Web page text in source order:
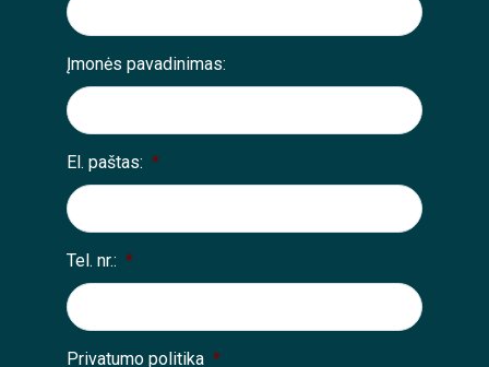
Įmonės pavadinimas:
El. paštas: *
Tel. nr.: *
Privatumo politika *